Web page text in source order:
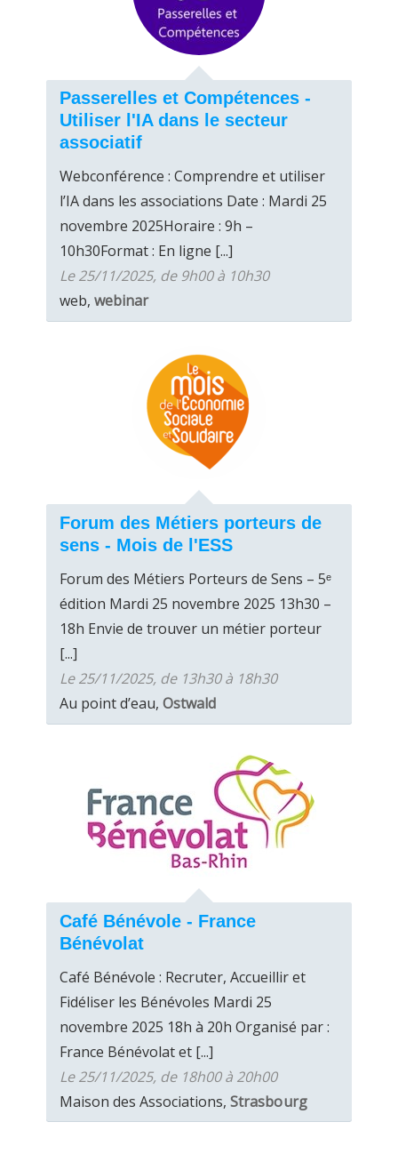
Passerelles et Compétences -
Utiliser l'IA dans le secteur
associatif
Webconférence : Comprendre et utiliser
l’IA dans les associations Date : Mardi 25
novembre 2025Horaire : 9h –
10h30Format : En ligne [...]
Le 25/11/2025, de 9h00 à 10h30
web, webinar
Forum des Métiers porteurs de
sens - Mois de l'ESS
Forum des Métiers Porteurs de Sens – 5ᵉ
édition Mardi 25 novembre 2025 13h30 –
18h Envie de trouver un métier porteur
[...]
Le 25/11/2025, de 13h30 à 18h30
Au point d’eau, Ostwald
Café Bénévole - France
Bénévolat
Café Bénévole : Recruter, Accueillir et
Fidéliser les Bénévoles Mardi 25
novembre 2025 18h à 20h Organisé par :
France Bénévolat et [...]
Le 25/11/2025, de 18h00 à 20h00
Maison des Associations, Strasbourg